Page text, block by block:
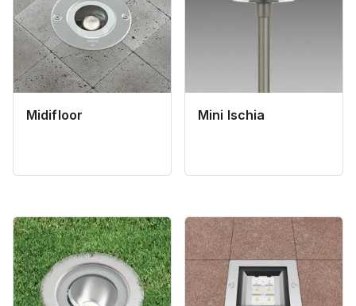
Midifloor Mini Ischia